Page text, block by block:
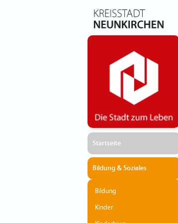
Startseite
Bildung & Soziales
Bildung
Kinder